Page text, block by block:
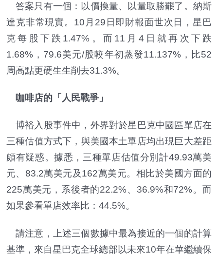
答案只有一個：以價換量、以量取勝罷了。納斯
達克非常現實。10月29日即財報面世次日，星巴
克每股下跌1.47%。而11月4日就再次下跌
1.68%，79.6美元/股較年初蒸發11.137%，比52
周高點更硬生生削去31.3%。
咖啡店的「人民戰爭」
博裕入股事件中，外界對於星巴克中國區單店在
三種估值方式下，與美國本土單店均出現巨大差距
頗有疑惑。據悉，三種單店估值分別計49.93萬美
元、83.2萬美元及162萬美元。相比於美國方面的
225萬美元，系後者的22.2%、36.9%和72%。而
如果參看單店效率比：44.5%。
請注意，上述三個數據中最為接近的一個的計算
基準，來自星巴克全球總部以未來10年在華繼續保